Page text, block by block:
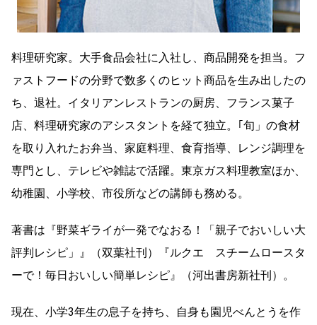
料理研究家。大手食品会社に入社し、商品開発を担当。フ
ァストフードの分野で数多くのヒット商品を生み出したの
ち、退社。イタリアンレストランの厨房、フランス菓子
店、料理研究家のアシスタントを経て独立。｢旬」の食材
を取り入れたお弁当、家庭料理、食育指導、レンジ調理を
専門とし、テレビや雑誌で活躍。東京ガス料理教室ほか、
幼稚園、小学校、市役所などの講師も務める。
著書は『野菜ギライが一発でなおる！「親子でおいしい大
評判レシピ」』（双葉社刊）『ルクエ スチームロースタ
ーで！毎日おいしい簡単レシピ』（河出書房新社刊）。
現在、小学3年生の息子を持ち、自身も園児べんとうを作